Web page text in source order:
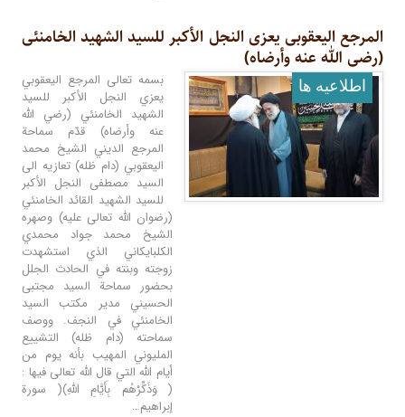
المرجع الیعقوبی یعزی النجل الأکبر للسید الشهید الخامنئی
(رضی الله عنه وأرضاه)
اطلاعيه ها
بسمه تعالى المرجع اليعقوبي
يعزي النجل الأكبر للسيد
الشهيد الخامنئي (رضي الله
عنه وأرضاه) قدّم سماحة
المرجع الديني الشيخ محمد
اليعقوبي (دام ظله) تعازيه الى
السيد مصطفى النجل الأكبر
للسيد الشهيد القائد الخامنئي
(رضوان الله تعالى عليه) وصهره
الشيخ محمد جواد محمدي
الكلبايكاني الذي استشهدت
زوجته وبنته في الحادث الجلل
بحضور سماحة السيد مجتبى
الحسيني مدير مكتب السيد
الخامنئي في النجف. ووصف
سماحته (دام ظله) التشييع
المليوني المهيب بأنه يوم من
أيام الله التي قال الله تعالى فيها :
( وَذَكِّرْهُم بِأَيَّامِ اللَّهِ)( سورة
إبراهيم…